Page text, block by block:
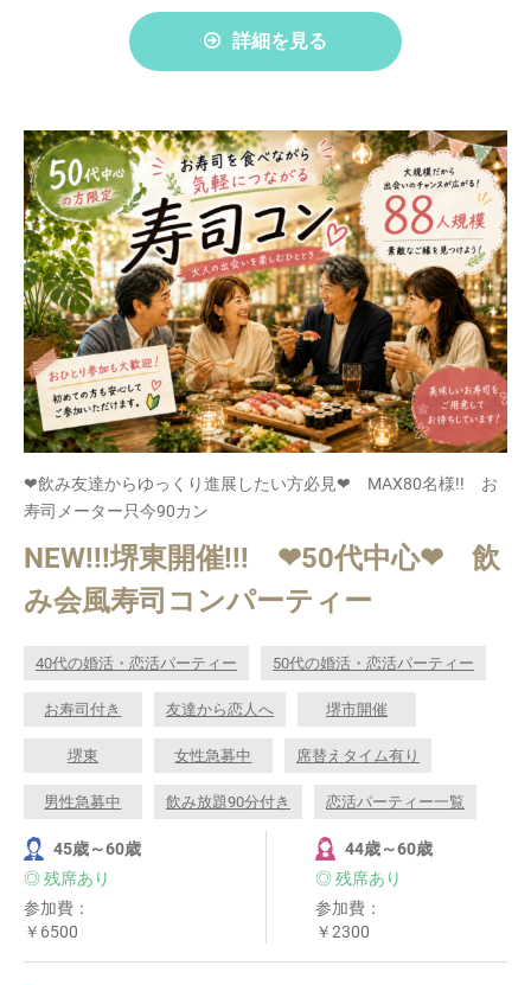
詳細を見る
❤飲み友達からゆっくり進展したい方必見❤ MAX80名様!! お
寿司メーター只今90カン
NEW!!!堺東開催!!! ❤50代中心❤ 飲
み会風寿司コンパーティー
40代の婚活・恋活パーティー 50代の婚活・恋活パーティー
お寿司付き 友達から恋人へ 堺市開催
堺東 女性急募中 席替えタイム有り
男性急募中 飲み放題90分付き 恋活パーティー一覧
45歳～60歳
◎ 残席あり
参加費：
￥6500
44歳～60歳
◎ 残席あり
参加費：
￥2300